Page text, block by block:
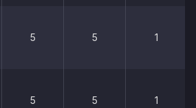
5 5 1
5 5 1